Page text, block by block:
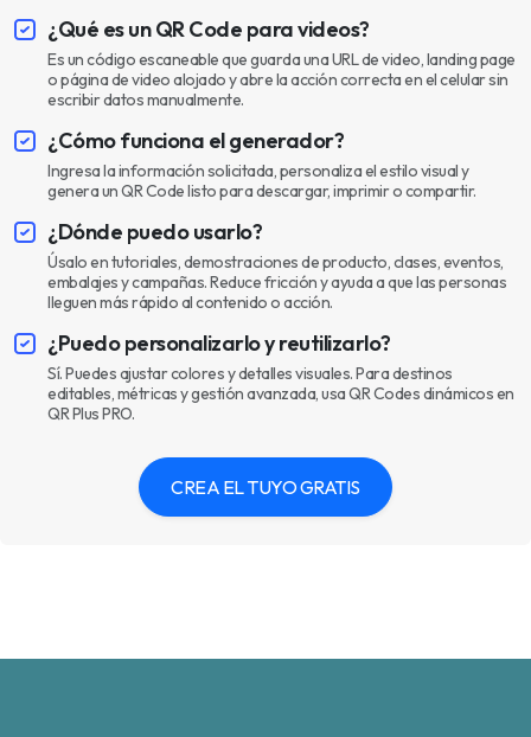
¿Qué es un QR Code para videos?
Es un código escaneable que guarda una URL de video, landing page
o página de video alojado y abre la acción correcta en el celular sin
escribir datos manualmente.
¿Cómo funciona el generador?
Ingresa la información solicitada, personaliza el estilo visual y
genera un QR Code listo para descargar, imprimir o compartir.
¿Dónde puedo usarlo?
Úsalo en tutoriales, demostraciones de producto, clases, eventos,
embalajes y campañas. Reduce fricción y ayuda a que las personas
lleguen más rápido al contenido o acción.
¿Puedo personalizarlo y reutilizarlo?
Sí. Puedes ajustar colores y detalles visuales. Para destinos
editables, métricas y gestión avanzada, usa QR Codes dinámicos en
QR Plus PRO.
CREA EL TUYO GRATIS